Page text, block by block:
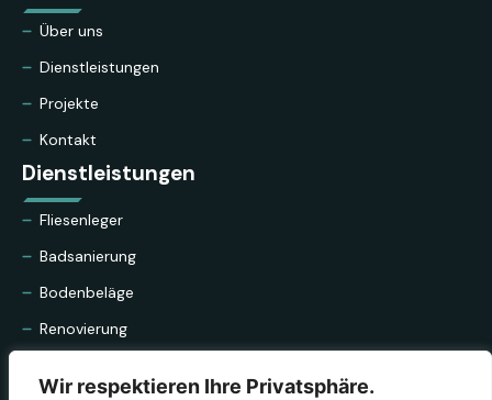
Wir respektieren Ihre Privatsphäre.
Über uns
Dienstleistungen
Projekte
Kontakt
Dienstleistungen
Fliesenleger
Badsanierung
Bodenbeläge
Renovierung